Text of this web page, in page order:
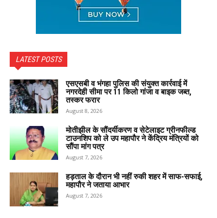
LATEST POSTS
एसएसबी व भंगहा पुलिस की संयुक्त कार्रवाई में
नगरदेही सीमा पर 11 किलो गांजा व बाइक जब्त,
तस्कर फरार
August 8, 2026
मोतीझील के सौंदर्यीकरण व सेटेलाइट ग्रीनफील्ड
टाउनशिप को ले उप महापौर ने केंद्रिय मंत्रियों को
सौंपा मांग पत्र
August 7, 2026
हड़ताल के दौरान भी नहीं रुकी शहर में साफ-सफाई,
महापौर ने जताया आभार
August 7, 2026